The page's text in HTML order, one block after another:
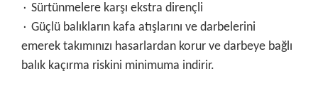
۰ Sürtünmelere karşı ekstra dirençli
۰ Güçlü balıkların kafa atışlarını ve darbelerini
emerek takımınızı hasarlardan korur ve darbeye bağlı
balık kaçırma riskini minimuma indirir.